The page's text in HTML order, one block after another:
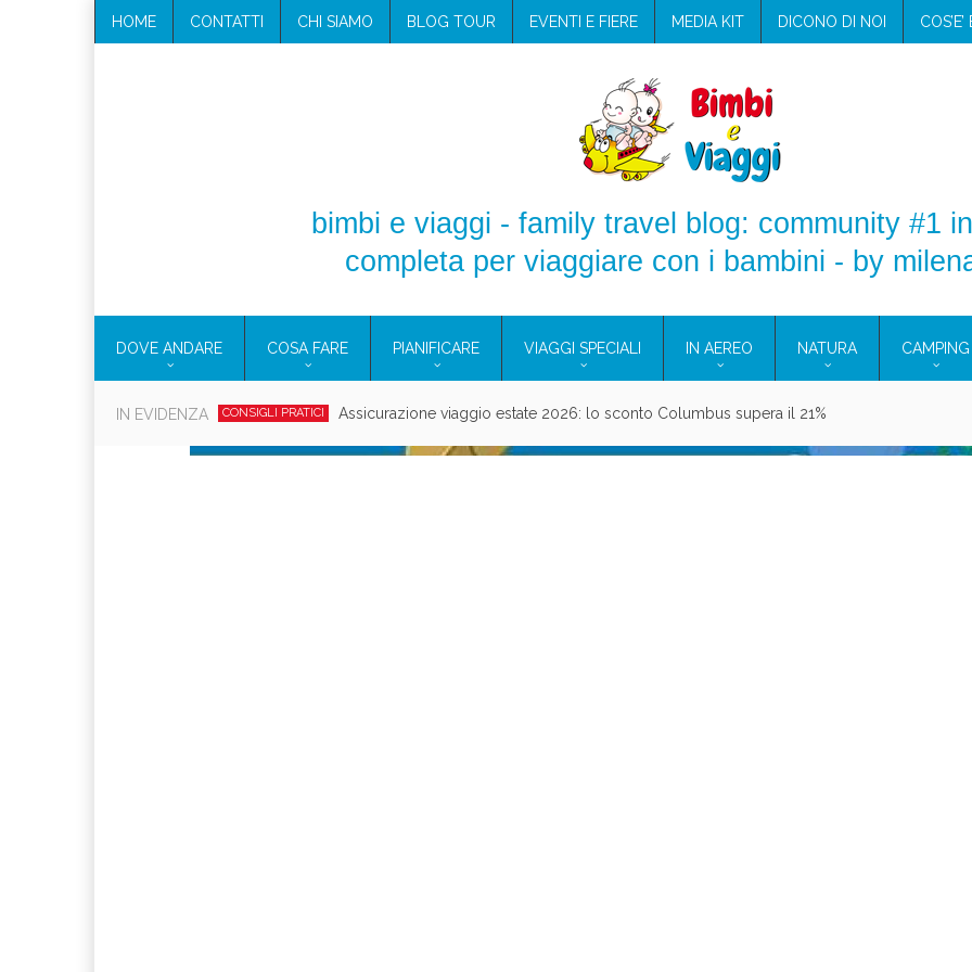
HOME CONTATTI CHI SIAMO BLOG TOUR EVENTI E FIERE MEDIA KIT DICONO DI NOI
bimbi e viaggi - family travel blog: community #1
completa per viaggiare con i bambini - by
DOVE ANDARE COSA FARE PIANIFICARE VIAGGI SPECIALI IN AEREO NATURA CAMPING
IN EVIDENZA CONSIGLI PRATICI Cosmetici solidi in viaggio: i prodotti che hanno conquistato la mia valigia (e la pelle